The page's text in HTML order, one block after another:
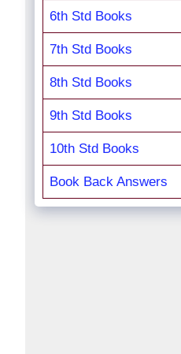
6th Std Books
7th Std Books
8th Std Books
9th Std Books
10th Std Books
Book Back Answers